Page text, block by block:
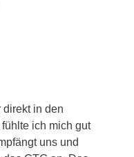
in den
ich mich gut
uns und